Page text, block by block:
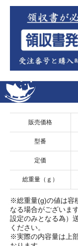
販売価格
型番
定価
総重量（ｇ）
※総重量(g)の値は容
なる場合がございま
設定のみとなる為）
ください。
※実際の内容量は上